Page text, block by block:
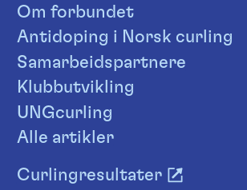
Om forbundet
Antidoping i Norsk curling
Samarbeidspartnere
Klubbutvikling
UNGcurling
Alle artikler
Curlingresultater